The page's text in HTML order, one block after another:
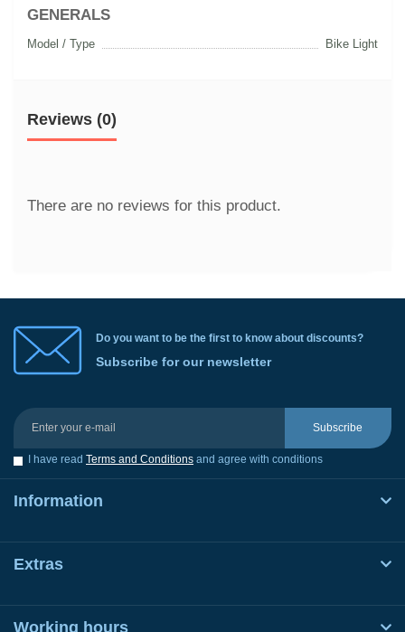
GENERALS
Model / Type Bike Light
Reviews (0)
There are no reviews for this product.
Do you want to be the first to know about discounts?
Subscribe for our newsletter
Subscribe
I have read Terms and Conditions and agree with conditions
Information
Extras
Working hours